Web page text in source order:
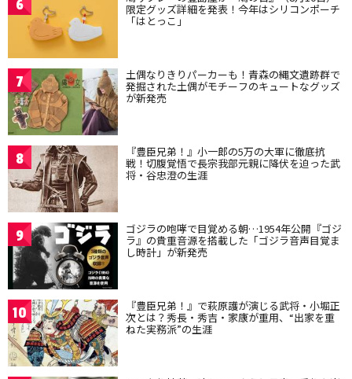
6 限定グッズ詳細を発表！今年はシリコンポーチ
「はとっこ」
7 土偶なりきりパーカーも！青森の縄文遺跡群で
発掘された土偶がモチーフのキュートなグッズ
が新発売
8 『豊臣兄弟！』小一郎の5万の大軍に徹底抗
戦！切腹覚悟で長宗我部元親に降伏を迫った武
将・谷忠澄の生涯
9 ゴジラの咆哮で目覚める朝…1954年公開『ゴジ
ラ』の貴重音源を搭載した「ゴジラ音声目覚ま
し時計」が新発売
10 『豊臣兄弟！』で萩原護が演じる武将・小堀正
次とは？秀長・秀吉・家康が重用、“出家を重
ねた実務派”の生涯